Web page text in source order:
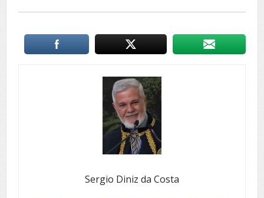
Sergio Diniz da Costa